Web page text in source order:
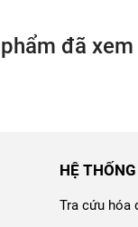
đã xem
HỆ
Tra cứu hóa